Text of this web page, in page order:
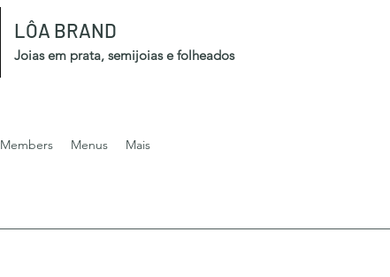
LÔA BRAND
Joias em prata, semijoias e folheados
Members Menus Mais